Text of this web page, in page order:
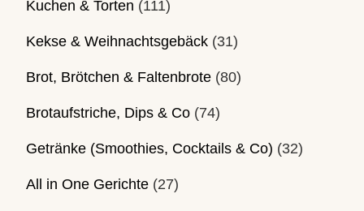
Kuchen & Torten (111)
Kekse & Weihnachtsgebäck (31)
Brot, Brötchen & Faltenbrote (80)
Brotaufstriche, Dips & Co (74)
Getränke (Smoothies, Cocktails & Co) (32)
All in One Gerichte (27)